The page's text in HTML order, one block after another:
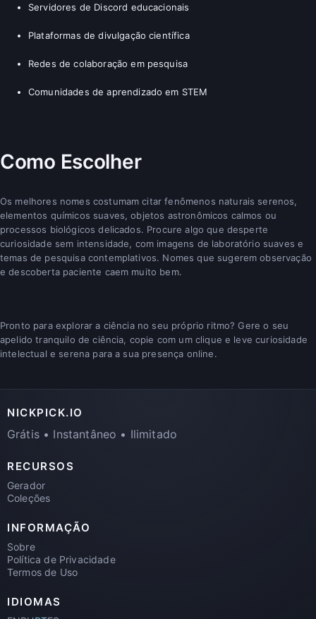
Servidores de Discord educacionais
Plataformas de divulgação científica
Redes de colaboração em pesquisa
Comunidades de aprendizado em STEM
Como Escolher
Os melhores nomes costumam citar fenômenos naturais serenos,
elementos químicos suaves, objetos astronômicos calmos ou
processos biológicos delicados. Procure algo que desperte
curiosidade sem intensidade, com imagens de laboratório suaves e
temas de pesquisa contemplativos. Nomes que sugerem observação
e descoberta paciente caem muito bem.
Pronto para explorar a ciência no seu próprio ritmo? Gere o seu
apelido tranquilo de ciência, copie com um clique e leve curiosidade
intelectual e serena para a sua presença online.
NICKPICK.IO
Grátis • Instantâneo • Ilimitado
RECURSOS
Gerador
Coleções
INFORMAÇÃO
Sobre
Política de Privacidade
Termos de Uso
IDIOMAS